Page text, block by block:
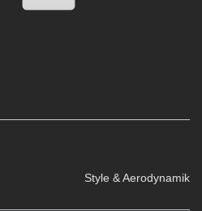
Style & Aerodynamik